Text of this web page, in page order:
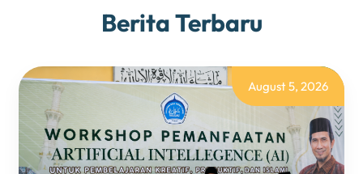
Berita Terbaru
August 5, 2026